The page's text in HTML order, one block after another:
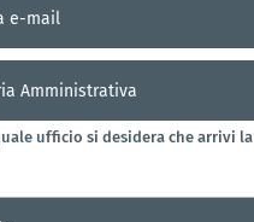
ufficio si desidera che arrivi la